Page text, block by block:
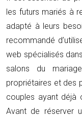
les futurs mariés à
adapté à leurs
recommandé
web spécialisés
salons du
propriétaires et des
couples ayant déjà
Avant de réserver